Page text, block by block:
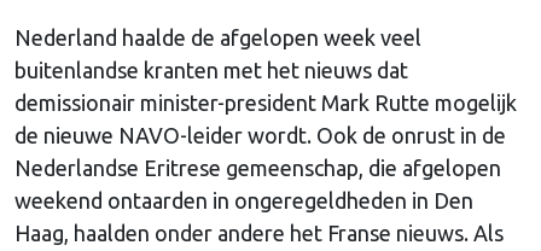
Nederland haalde de afgelopen week veel
buitenlandse kranten met het nieuws dat
demissionair minister-president Mark Rutte mogelijk
de nieuwe NAVO-leider wordt. Ook de onrust in de
Nederlandse Eritrese gemeenschap, die afgelopen
weekend ontaarden in ongeregeldheden in Den
Haag, haalden onder andere het Franse nieuws. Als